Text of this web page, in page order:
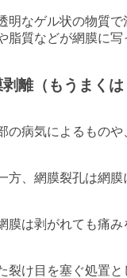
なゲル状の物質
質などが網膜に
離（もうまくは
病気によるもの
、網膜裂孔は網
は剥がれても痛
け目を塞ぐ処置